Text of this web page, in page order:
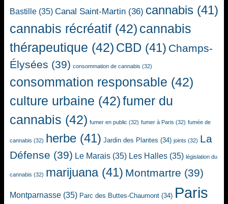
Bastille (35) Canal Saint-Martin (36) cannabis (41)
cannabis récréatif (42) cannabis
thérapeutique (42) CBD (41) Champs-
Élysées (39) consommation de cannabis (32)
consommation responsable (42)
culture urbaine (42)fumer du
cannabis (42) fumer en public (32) fumer à Paris (32) fumée de
cannabis (32) herbe (41) Jardin des Plantes (34) joints (32) La
Défense (39) Le Marais (35) Les Halles (35) législation du
cannabis (32) marijuana(41) Montmartre (39)
Montparnasse (35) Parc des Buttes-Chaumont (34) Paris